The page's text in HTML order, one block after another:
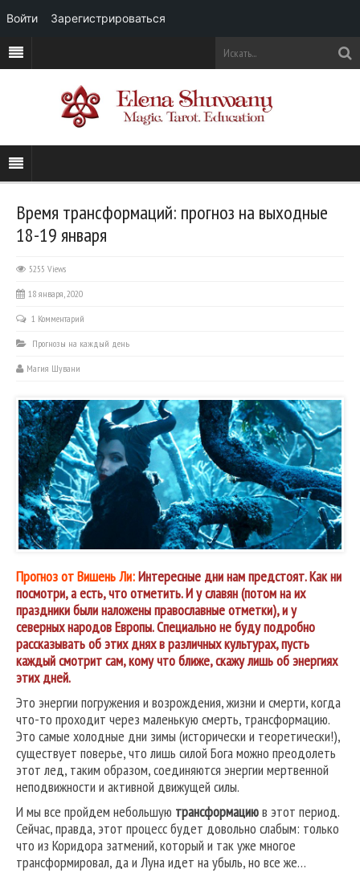
Время трансформаций: прогноз на выходные
18-19 января
5255 Views
18 января, 2020
1 Комментарий
Прогнозы на каждый день
Магия Шувани
Прогноз от Вишень Ли:Интересные дни нам предстоят. Как ни
посмотри, а есть, что отметить. И у славян (потом на их
праздники были наложены православные отметки), и у
северных народов Европы. Специально не буду подробно
рассказывать об этих днях в различных культурах, пусть
каждый смотрит сам, кому что ближе, скажу лишь об энергиях
этих дней.
Это энергии погружения и возрождения, жизни и смерти, когда
что-то проходит через маленькую смерть, трансформацию.
Это самые холодные дни зимы (исторически и теоретически!),
существует поверье, что лишь силой Бога можно преодолеть
этот лед, таким образом, соединяются энергии мертвенной
неподвижности и активной движущей силы.
И мы все пройдем небольшую трансформациюв этот период.
Сейчас, правда, этот процесс будет довольно слабым: только
что из Коридора затмений, который и так уже многое
трансформировал, да и Луна идет на убыль, но все же…
Войти Зарегистрироваться